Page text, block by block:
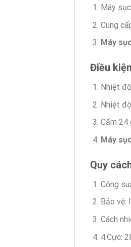
Máy
Cung
Máy
Điều
Nhiệt
Nhiệt
Cấm 24
Máy
Quy
Công
Bảo vệ:
Cách
4.Cực: